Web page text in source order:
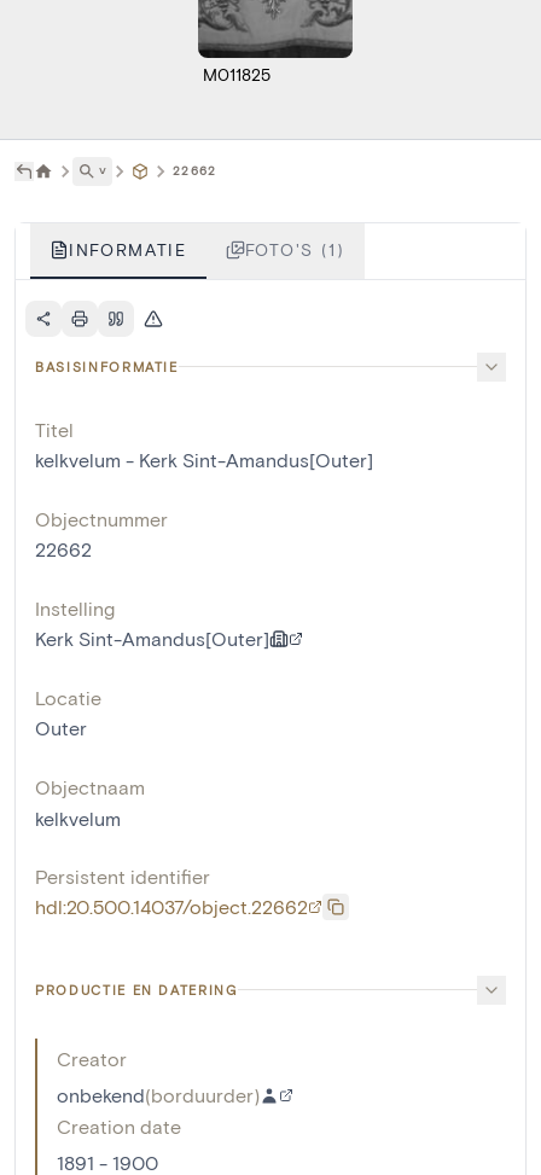
M011825
˅ 22662
INFORMATIE FOTO'S (1)
BASISINFORMATIE
Titel
kelkvelum - Kerk Sint-Amandus[Outer]
Objectnummer
22662
Instelling
Kerk Sint-Amandus[Outer]
Locatie
Outer
Objectnaam
kelkvelum
Persistent identifier
hdl:20.500.14037/object.22662
PRODUCTIE EN DATERING
Creator
onbekend(borduurder)
Creation date
1891 - 1900